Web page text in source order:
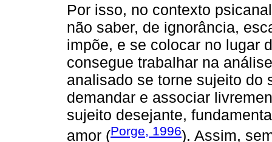
Por isso, no contexto
não saber, de ignorância,
impõe, e se colocar no lugar
consegue trabalhar na
analisado se torne sujeito do
demandar e associar
sujeito desejante,
amor (Porge, 1996). Assim,